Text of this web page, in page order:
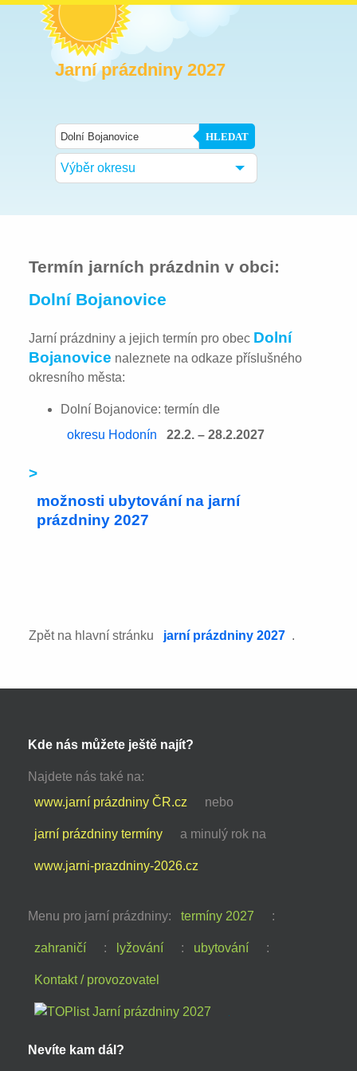
Jarní prázdniny 2027
HLEDAT
Výběr okresu
Termín jarních prázdnin v obci:
Dolní Bojanovice
Jarní prázdniny a jejich termín pro obec Dolní
Bojanovice naleznete na odkaze příslušného
okresního města:
Dolní Bojanovice: termín dle
okresu Hodonín
22.2. – 28.2.2027
>
možnosti ubytování na jarní
prázdniny 2027
Zpět na hlavní stránku jarní prázdniny 2027 .
Kde nás můžete ještě najít?
Najdete nás také na:
www.jarní prázdniny ČR.cz
nebo
jarní prázdniny termíny a minulý rok na
www.jarni-prazdniny-2026.cz
Menu pro jarní prázdniny: termíny 2027 :
zahraničí : lyžování : ubytování :
Kontakt / provozovatel
Nevíte kam dál?